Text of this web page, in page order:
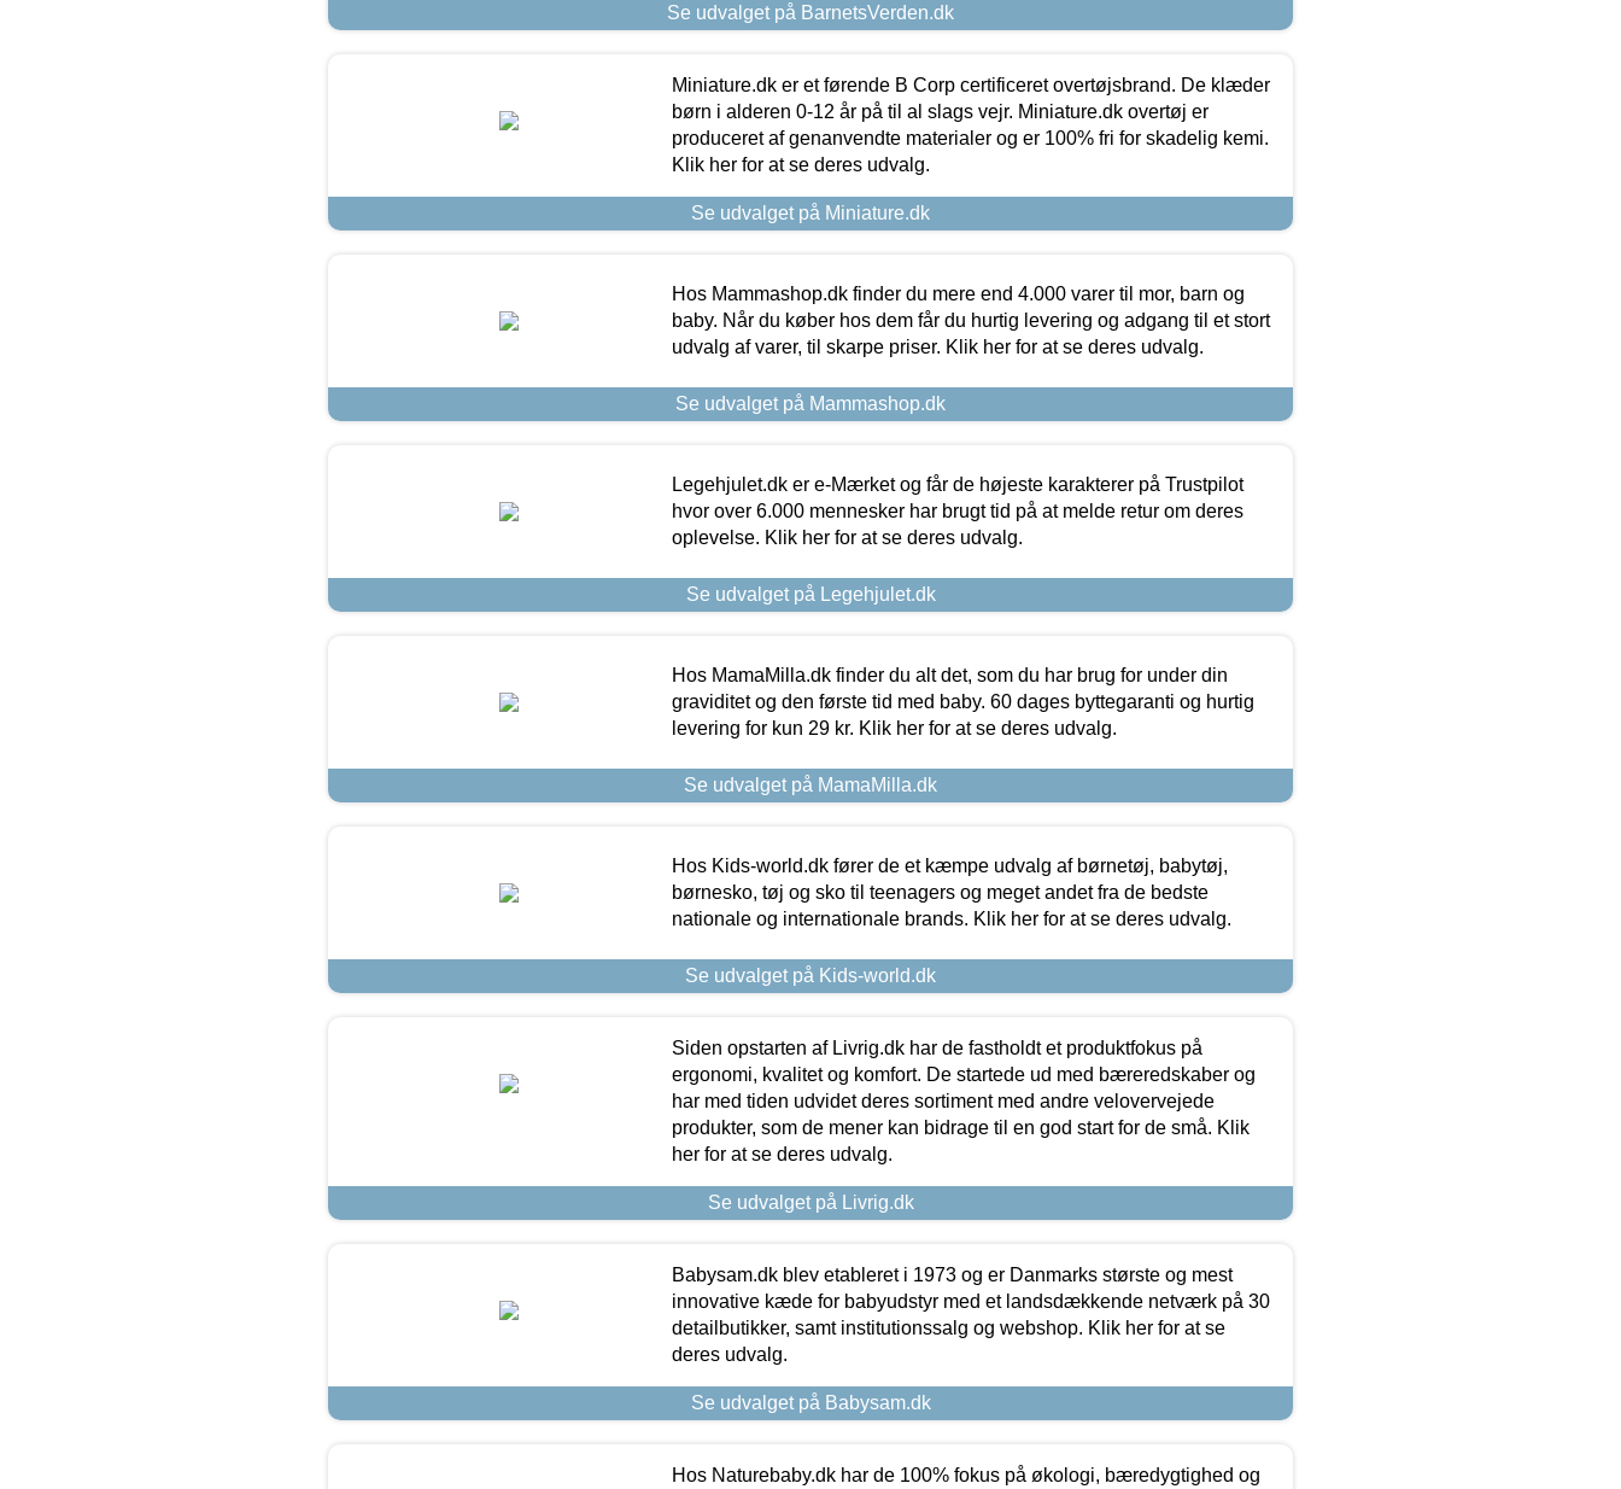
Se udvalget på BarnetsVerden.dk
Miniature.dk er et førende B Corp certificeret overtøjsbrand. De klæder
børn i alderen 0-12 år på til al slags vejr. Miniature.dk overtøj er
produceret af genanvendte materialer og er 100% fri for skadelig kemi.
Klik her for at se deres udvalg.
Se udvalget på Miniature.dk
Hos Mammashop.dk finder du mere end 4.000 varer til mor, barn og
baby. Når du køber hos dem får du hurtig levering og adgang til et stort
udvalg af varer, til skarpe priser. Klik her for at se deres udvalg.
Se udvalget på Mammashop.dk
Legehjulet.dk er e-Mærket og får de højeste karakterer på Trustpilot
hvor over 6.000 mennesker har brugt tid på at melde retur om deres
oplevelse. Klik her for at se deres udvalg.
Se udvalget på Legehjulet.dk
Hos MamaMilla.dk finder du alt det, som du har brug for under din
graviditet og den første tid med baby. 60 dages byttegaranti og hurtig
levering for kun 29 kr. Klik her for at se deres udvalg.
Se udvalget på MamaMilla.dk
Hos Kids-world.dk fører de et kæmpe udvalg af børnetøj, babytøj,
børnesko, tøj og sko til teenagers og meget andet fra de bedste
nationale og internationale brands. Klik her for at se deres udvalg.
Se udvalget på Kids-world.dk
Siden opstarten af Livrig.dk har de fastholdt et produktfokus på
ergonomi, kvalitet og komfort. De startede ud med bæreredskaber og
har med tiden udvidet deres sortiment med andre velovervejede
produkter, som de mener kan bidrage til en god start for de små. Klik
her for at se deres udvalg.
Se udvalget på Livrig.dk
Babysam.dk blev etableret i 1973 og er Danmarks største og mest
innovative kæde for babyudstyr med et landsdækkende netværk på 30
detailbutikker, samt institutionssalg og webshop. Klik her for at se
deres udvalg.
Se udvalget på Babysam.dk
Hos Naturebaby.dk har de 100% fokus på økologi, bæredygtighed og